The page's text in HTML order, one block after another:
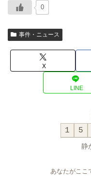
0
事件・ニュース
X
LINE
1 5
静
あなたがここ